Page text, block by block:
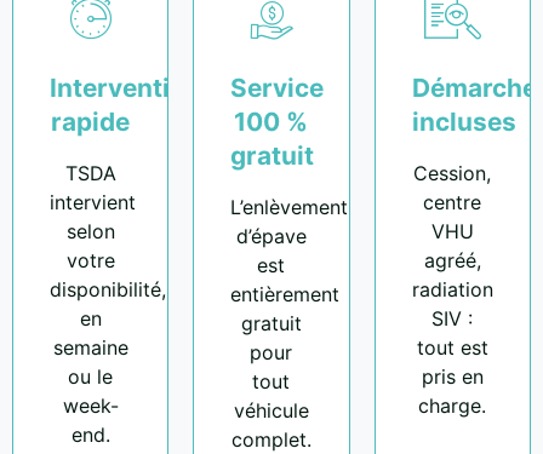
Intervention
rapide
TSDA
intervient
selon
votre
disponibilité,
en
semaine
ou le
week-
end.
Service
100 %
gratuit
L’enlèvement
d’épave
est
entièrement
gratuit
pour
tout
véhicule
complet.
incluses
Cession,
centre
VHU
agréé,
radiation
SIV :
tout est
pris en
charge.